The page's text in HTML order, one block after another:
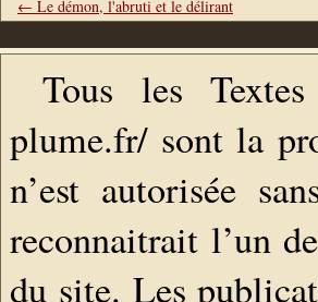
← Le démon, l'abruti et le délirant
Tous les
plume.fr/ sont la
n’est autorisée
reconnaitrait l’un
du site. Les